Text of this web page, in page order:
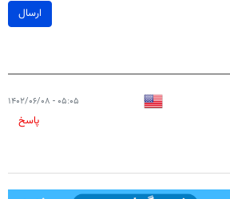
ارسال
۰۵:۰۵ - ۱۴۰۲/۰۶/۰۸
پاسخ